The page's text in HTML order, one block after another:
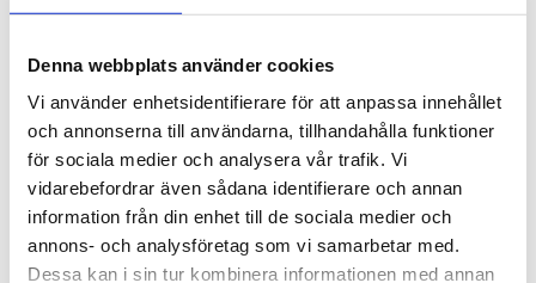
Denna webbplats använder cookies
Vi använder enhetsidentifierare för att anpassa innehållet
och annonserna till användarna, tillhandahålla funktioner
för sociala medier och analysera vår trafik. Vi
vidarebefordrar även sådana identifierare och annan
information från din enhet till de sociala medier och
annons- och analysföretag som vi samarbetar med.
Dessa kan i sin tur kombinera informationen med annan
– Mäter mängden fritt testosteron
– Testmetod: Salivprov